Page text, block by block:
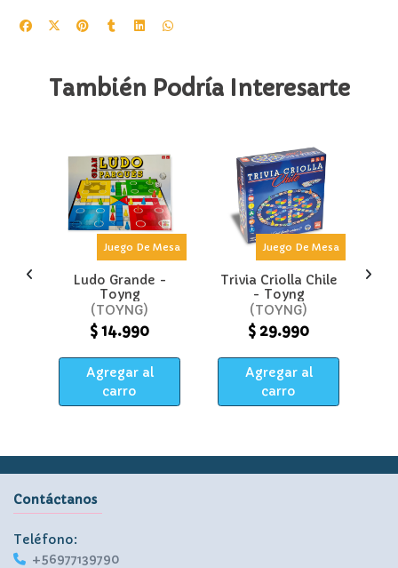
También Podría Interesarte
Juego De Mesa
Ludo Grande -
Toyng
TOYNG
$ 14.990
Agregar al
carro
Juego De Mesa
Trivia Criolla Chile
- Toyng
TOYNG
$ 29.990
Agregar al
carro
Contáctanos
Teléfono:
+56977139790